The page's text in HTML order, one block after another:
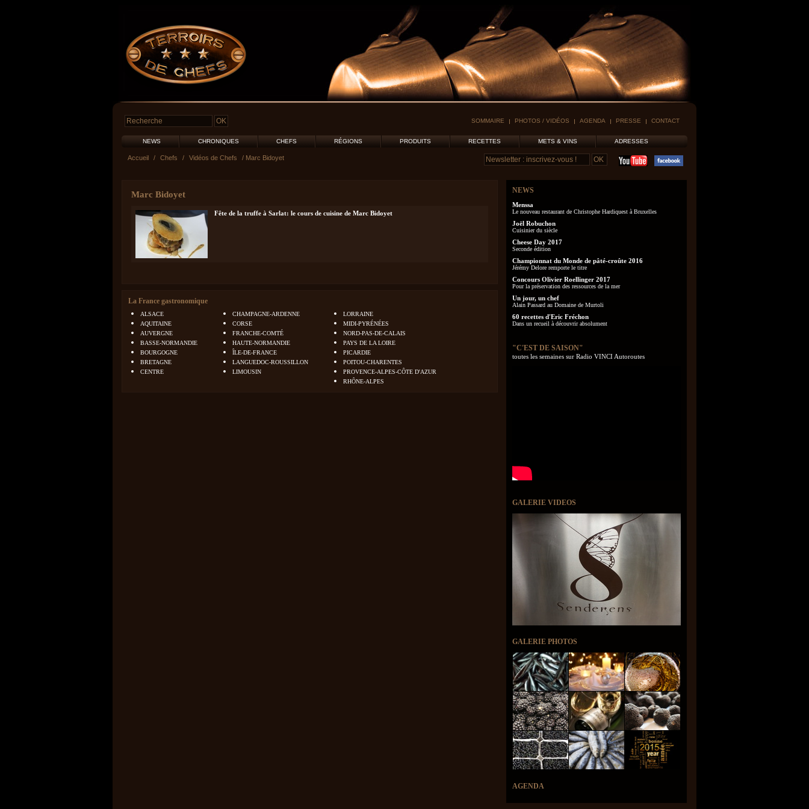
SOMMAIRE PHOTOS / VIDÉOS AGENDA PRESSE CONTACT
NEWS CHRONIQUES CHEFS RÉGIONS PRODUITS RECETTES METS & VINS ADRESSES
Accueil / Chefs / Vidéos de Chefs / Marc Bidoyet
Marc Bidoyet
Fête de la truffe à Sarlat: le cours de cuisine de Marc Bidoyet
La France gastronomique
ALSACE
AQUITAINE
AUVERGNE
BASSE-NORMANDIE
BOURGOGNE
BRETAGNE
CENTRE
CHAMPAGNE-ARDENNE
CORSE
FRANCHE-COMTÉ
HAUTE-NORMANDIE
ÎLE-DE-FRANCE
LANGUEDOC-ROUSSILLON
LIMOUSIN
LORRAINE
MIDI-PYRÉNÉES
NORD-PAS-DE-CALAIS
PAYS DE LA LOIRE
PICARDIE
POITOU-CHARENTES
PROVENCE-ALPES-CÔTE D'AZUR
RHÔNE-ALPES
NEWS
Menssa
Le nouveau restaurant de Christophe Hardiquest à Bruxelles
Joël Robuchon
Cuisinier du siècle
Cheese Day 2017
Seconde édition
Championnat du Monde de pâté-croûte 2016
Jérémy Delore remporte le titre
Concours Olivier Roellinger 2017
Pour la préservation des ressources de la mer
Un jour, un chef
Alain Passard au Domaine de Murtoli
60 recettes d'Eric Fréchon
Dans un recueil à découvrir absolument
"C'EST DE SAISON"
toutes les semaines sur Radio VINCI Autoroutes
GALERIE VIDEOS
GALERIE PHOTOS
AGENDA